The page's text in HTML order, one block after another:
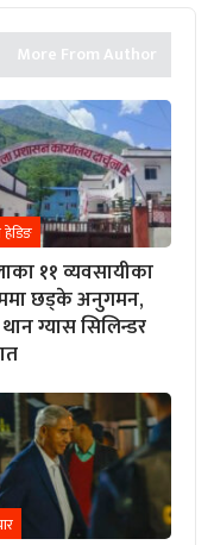
More From Author
११ व्यवसायीका
छड्के अनुगमन,
ग्यास सिलिन्डर